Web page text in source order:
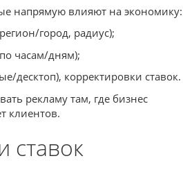
напрямую влияют на экономику:
город, радиус);
часам/дням);
десктоп), корректировки ставок.
рекламу там, где бизнес
клиентов.
ставок